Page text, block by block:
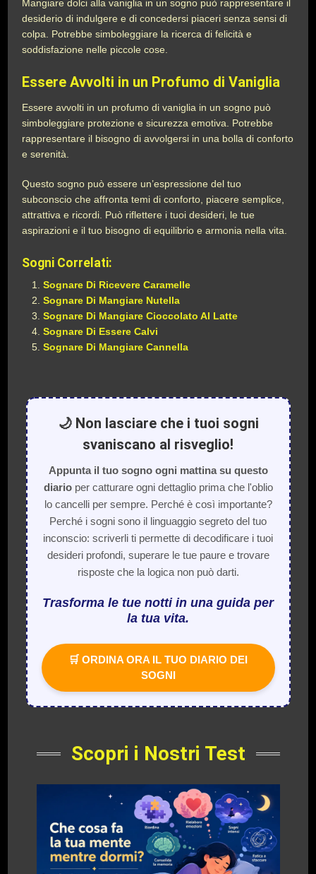
Mangiare dolci alla vaniglia in un sogno può rappresentare il
desiderio di indulgere e di concedersi piaceri senza sensi di
colpa. Potrebbe simboleggiare la ricerca di felicità e
soddisfazione nelle piccole cose.
Essere Avvolti in un Profumo di Vaniglia
Essere avvolti in un profumo di vaniglia in un sogno può
simboleggiare protezione e sicurezza emotiva. Potrebbe
rappresentare il bisogno di avvolgersi in una bolla di conforto
e serenità.
Questo sogno può essere un’espressione del tuo
subconscio che affronta temi di conforto, piacere semplice,
attrattiva e ricordi. Può riflettere i tuoi desideri, le tue
aspirazioni e il tuo bisogno di equilibrio e armonia nella vita.
Sogni Correlati:
Sognare Di Ricevere Caramelle
Sognare Di Mangiare Nutella
Sognare Di Mangiare Cioccolato Al Latte
Sognare Di Essere Calvi
Sognare Di Mangiare Cannella
🌙 Non lasciare che i tuoi sogni
svaniscano al risveglio!
Appunta il tuo sogno ogni mattina su questo
diarioper catturare ogni dettaglio prima che l'oblio
lo cancelli per sempre. Perché è così importante?
Perché i sogni sono il linguaggio segreto del tuo
inconscio: scriverli ti permette di decodificare i tuoi
desideri profondi, superare le tue paure e trovare
risposte che la logica non può darti.
Trasforma le tue notti in una guida per
la tua vita.
🛒 ORDINA ORA IL TUO DIARIO DEI
SOGNI
Scopri i Nostri Test